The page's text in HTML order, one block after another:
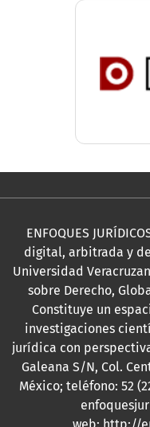
ENFOQUES
digital, arbitrada y
Universidad
sobre Derecho,
Constituye un
investigaciones
jurídica con
Galeana S/N, Col.
México; teléfono: 52